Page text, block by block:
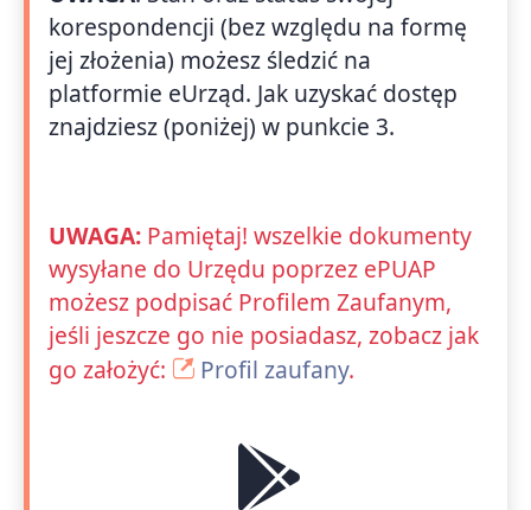
korespondencji (bez względu na formę
jej złożenia) możesz śledzić na
platformie eUrząd. Jak uzyskać dostęp
znajdziesz (poniżej) w punkcie 3.
UWAGA: Pamiętaj! wszelkie dokumenty
wysyłane do Urzędu poprzez ePUAP
możesz podpisać Profilem Zaufanym,
jeśli jeszcze go nie posiadasz, zobacz jak
go założyć:
Profil zaufany.